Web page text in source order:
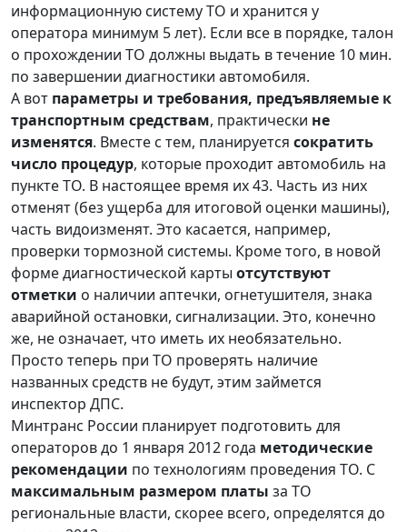
информационную систему ТО и хранится у
оператора минимум 5 лет). Если все в порядке, талон
о прохождении ТО должны выдать в течение 10 мин.
по завершении диагностики автомобиля.
А вот параметры и требования, предъявляемые к
транспортным средствам, практически не
изменятся. Вместе с тем, планируется сократить
число процедур, которые проходит автомобиль на
пункте ТО. В настоящее время их 43. Часть из них
отменят (без ущерба для итоговой оценки машины),
часть видоизменят. Это касается, например,
проверки тормозной системы. Кроме того, в новой
форме диагностической карты отсутствуют
отметки о наличии аптечки, огнетушителя, знака
аварийной остановки, сигнализации. Это, конечно
же, не означает, что иметь их необязательно.
Просто теперь при ТО проверять наличие
названных средств не будут, этим займется
инспектор ДПС.
Минтранс России планирует подготовить для
операторов до 1 января 2012 года методические
рекомендации по технологиям проведения ТО. С
максимальным размером платы за ТО
региональные власти, скорее всего, определятся до